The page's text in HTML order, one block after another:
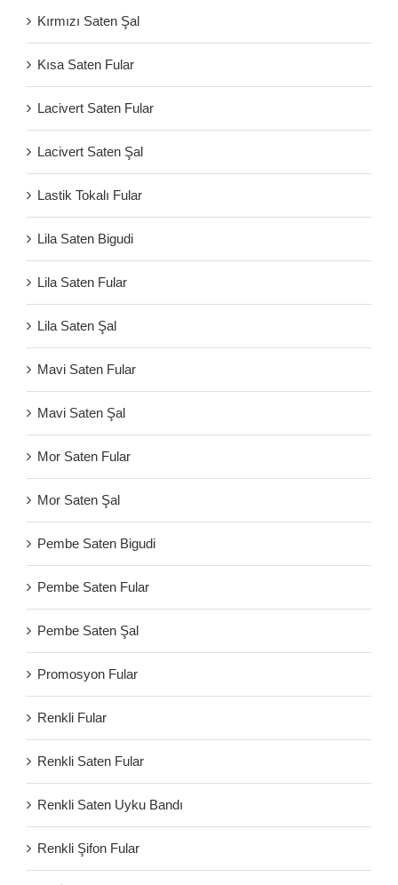
Kırmızı Saten Şal
Kısa Saten Fular
Lacivert Saten Fular
Lacivert Saten Şal
Lastik Tokalı Fular
Lila Saten Bigudi
Lila Saten Fular
Lila Saten Şal
Mavi Saten Fular
Mavi Saten Şal
Mor Saten Fular
Mor Saten Şal
Pembe Saten Bigudi
Pembe Saten Fular
Pembe Saten Şal
Promosyon Fular
Renkli Fular
Renkli Saten Fular
Renkli Saten Uyku Bandı
Renkli Şifon Fular